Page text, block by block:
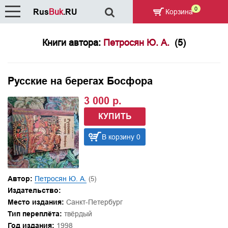
Книги автора: Петросян Ю. А. (5)
Русские на берегах Босфора
3 000 р.
КУПИТЬ
В корзину 0
Автор: Петросян Ю. А. (5)
Издательство:
Место издания: Санкт-Петербург
Тип переплёта: твёрдый
Год издания: 1998
RusBuk.RU Корзина 0